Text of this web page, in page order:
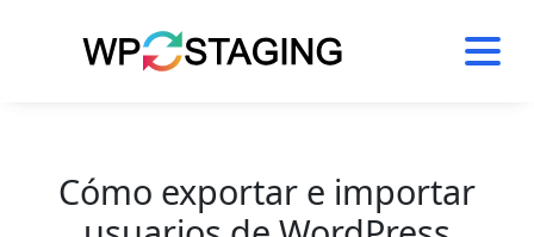
Cómo exportar e importar